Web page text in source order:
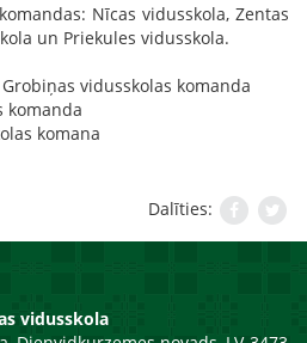
Nīcas vidusskola, Zentas
un Priekules vidusskola.
vidusskolas komanda
komanda
komana
Dalīties:
vidusskola